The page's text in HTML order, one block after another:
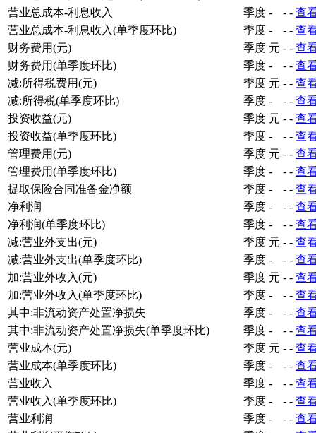
营业总成本-利息收入
季度 - - - 查
营业总成本-利息收入(单季度环比)
季度 - - - 查
财务费用(元)
季度 元 - - 查
财务费用(单季度环比)
季度 - - - 查
减:所得税费用(元)
季度 元 - - 查
减:所得税(单季度环比)
季度 - - - 查
投资收益(元)
季度 元 - - 查
投资收益(单季度环比)
季度 - - - 查
管理费用(元)
季度 元 - - 查
管理费用(单季度环比)
季度 - - - 查
提取保险合同准备金净额
季度 - - - 查
净利润
季度 - - - 查
净利润(单季度环比)
季度 - - - 查
减:营业外支出(元)
季度 元 - - 查
减:营业外支出(单季度环比)
季度 - - - 查
加:营业外收入(元)
季度 元 - - 查
加:营业外收入(单季度环比)
季度 - - - 查
其中:非流动资产处置净损失
季度 - - - 查
其中:非流动资产处置净损失(单季度环比)
季度 - - - 查
营业成本(元)
季度 元 - - 查
营业成本(单季度环比)
季度 - - - 查
营业收入
季度 - - - 查
营业收入(单季度环比)
季度 - - - 查
营业利润
季度 - - - 查